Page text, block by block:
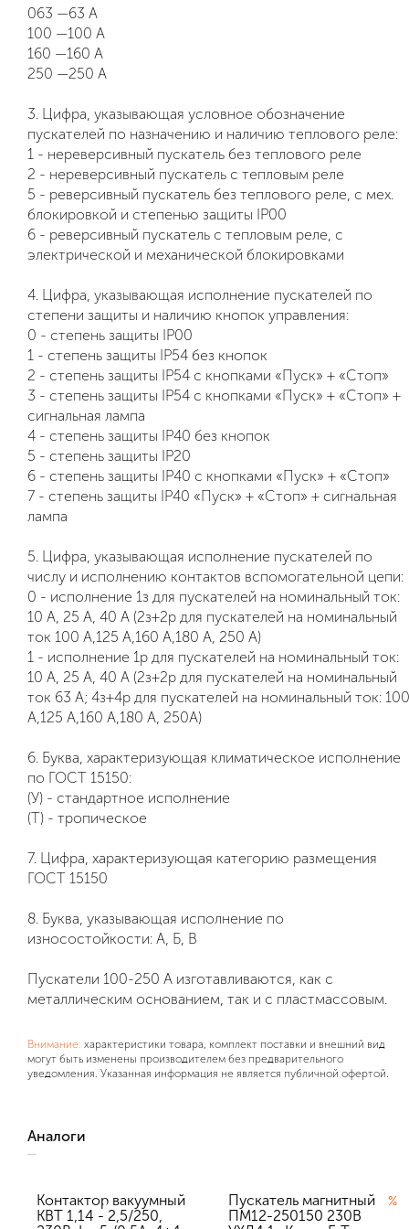
063 —63 А
100 —100 А
160 —160 А
250 —250 А
3. Цифра, указывающая условное обозначение
пускателей по назначению и наличию теплового реле:
1 - нереверсивный пускатель без теплового реле
2 - нереверсивный пускатель с тепловым реле
5 - реверсивный пускатель без теплового реле, с мех.
блокировкой и степенью защиты IP00
6 - реверсивный пускатель с тепловым реле, с
электрической и механической блокировками
4. Цифра, указывающая исполнение пускателей по
степени защиты и наличию кнопок управления:
0 - степень защиты IP00
1 - степень защиты IP54 без кнопок
2 - степень защиты IP54 с кнопками «Пуск» + «Стоп»
3 - степень защиты IP54 с кнопками «Пуск» + «Стоп» +
сигнальная лампа
4 - степень защиты IP40 без кнопок
5 - степень защиты IP20
6 - степень защиты IP40 с кнопками «Пуск» + «Стоп»
7 - степень защиты IP40 «Пуск» + «Стоп» + сигнальная
лампа
5. Цифра, указывающая исполнение пускателей по
числу и исполнению контактов вспомогательной цепи:
0 - исполнение 1з для пускателей на номинальный ток:
10 А, 25 А, 40 А (2з+2р для пускателей на номинальный
ток 100 А,125 А,160 А,180 А, 250 А)
1 - исполнение 1р для пускателей на номинальный ток:
10 А, 25 А, 40 А (2з+2р для пускателей на номинальный
ток 63 А; 4з+4р для пускателей на номинальный ток: 100
А,125 А,160 А,180 А, 250А)
6. Буква, характеризующая климатическое исполнение
по ГОСТ 15150:
(У) - стандартное исполнение
(Т) - тропическое
7. Цифра, характеризующая категорию размещения
ГОСТ 15150
8. Буква, указывающая исполнение по
износостойкости: А, Б, В
Пускатели 100-250 А изготавливаются, как с
металлическим основанием, так и с пластмассовым.
Внимание: характеристики товара, комплект поставки и внешний вид
могут быть изменены производителем без предварительного
уведомления. Указанная информация не является публичной офертой.
Аналоги
Контактор вакуумный
КВТ 1,14 - 2,5/250,
Пускатель магнитный
ПМ12-250150 230В
%